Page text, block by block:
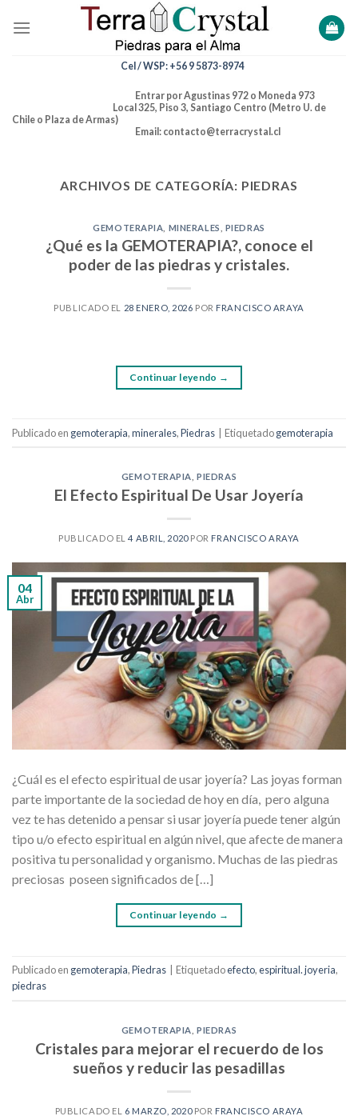
Cel / WSP: +56 9 5873-8974
Entrar por Agustinas 972 o Moneda 973
Local 325, Piso 3, Santiago Centro (Metro U. de
Chile o Plaza de Armas)
Email: contacto@terracrystal.cl
ARCHIVOS DE CATEGORÍA: PIEDRAS
GEMOTERAPIA MINERALES PIEDRAS
¿Qué es la GEMOTERAPIA?, conoce el
poder de las piedras y cristales.
PUBLICADO EL 28 ENERO, 2026 POR FRANCISCO ARAYA
Continuar leyendo →
Publicado en gemoterapia,minerales,Piedras | Etiquetadogemoterapia
GEMOTERAPIA ,PIEDRAS
El Efecto Espiritual De Usar Joyería
PUBLICADO EL4 ABRIL, 2020POR FRANCISCO ARAYA
04
Abr
¿Cuál es el efecto espiritual de usar joyería? Las joyas forman
parte importante de la sociedad de hoy en día, pero alguna
vez te has detenido a pensar si usar joyería puede tener algún
tipo u/o efecto espiritual en algún nivel, que afecte de manera
positiva tu personalidad y organismo. Muchas de las piedras
preciosas poseen significados de […]
Continuar leyendo →
Publicado en gemoterapia,Piedras Etiquetadoefecto,espiritual. joyeria,
piedras
GEMOTERAPIA ,PIEDRAS
Cristales para mejorar el recuerdo de los
sueños y reducir las pesadillas
PUBLICADO EL 6 MARZO, 2020POR FRANCISCO ARAYA